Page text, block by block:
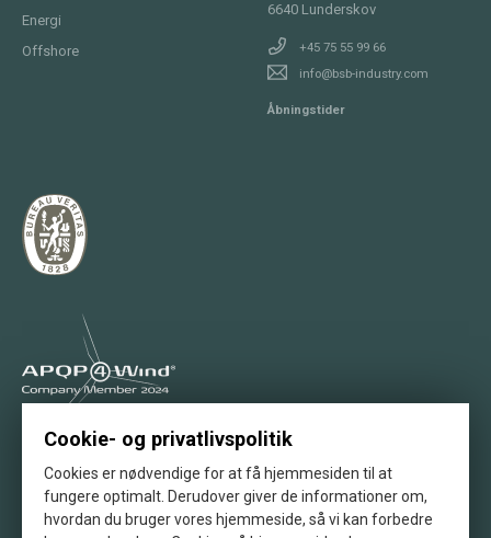
Energi
Offshore
6640 Lunderskov
+45 75 55 99 66
info@bsb-industry.com
Åbningstider
Stolt medlem af APQP4Wind
Cookie- og privatlivspolitik
Cookies er nødvendige for at få hjemmesiden til at
fungere optimalt. Derudover giver de informationer om,
hvordan du bruger vores hjemmeside, så vi kan forbedre